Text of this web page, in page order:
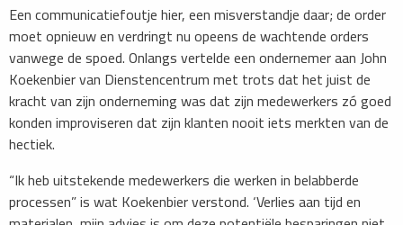
Een communicatiefoutje hier, een misverstandje daar; de order
moet opnieuw en verdringt nu opeens de wachtende orders
vanwege de spoed. Onlangs vertelde een ondernemer aan John
Koekenbier van Dienstencentrum met trots dat het juist de
kracht van zijn onderneming was dat zijn medewerkers zó goed
konden improviseren dat zijn klanten nooit iets merkten van de
hectiek.
“Ik heb uitstekende medewerkers die werken in belabberde
processen” is wat Koekenbier verstond. ‘Verlies aan tijd en